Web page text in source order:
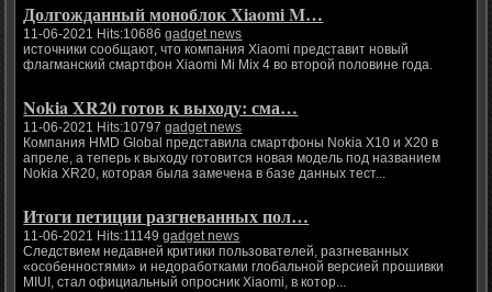
Долгожданный моноблок Xiaomi M…
11-06-2021 Hits:10686gadget news
источники сообщают, что компания Xiaomi представит новый
флагманский смартфон Xiaomi Mi Mix 4 во второй половине года.
Nokia XR20 готов к выходу: сма…
11-06-2021 Hits:10797gadget news
Компания HMD Global представила смартфоны Nokia X10 и X20 в
апреле, а теперь к выходу готовится новая модель под названием
Nokia XR20, которая была замечена в базе данных тест...
Итоги петиции разгневанных пол…
11-06-2021 Hits:11149gadget news
Следствием недавней критики пользователей, разгневанных
«особенностями» и недоработками глобальной версией прошивки
MIUI, стал официальный опросник Xiaomi, в котор...